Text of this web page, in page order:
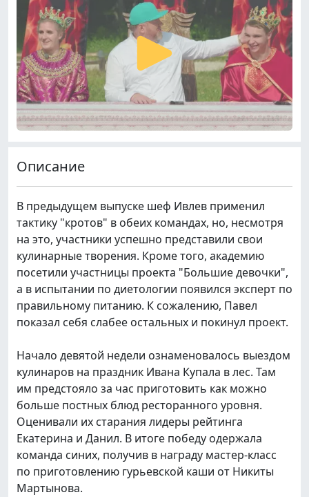
Описание
В предыдущем выпуске шеф Ивлев применил
тактику "кротов" в обеих командах, но, несмотря
на это, участники успешно представили свои
кулинарные творения. Кроме того, академию
посетили участницы проекта "Большие девочки",
а в испытании по диетологии появился эксперт по
правильному питанию. К сожалению, Павел
показал себя слабее остальных и покинул проект.
Начало девятой недели ознаменовалось выездом
кулинаров на праздник Ивана Купала в лес. Там
им предстояло за час приготовить как можно
больше постных блюд ресторанного уровня.
Оценивали их старания лидеры рейтинга
Екатерина и Данил. В итоге победу одержала
команда синих, получив в награду мастер-класс
по приготовлению гурьевской каши от Никиты
Мартынова.